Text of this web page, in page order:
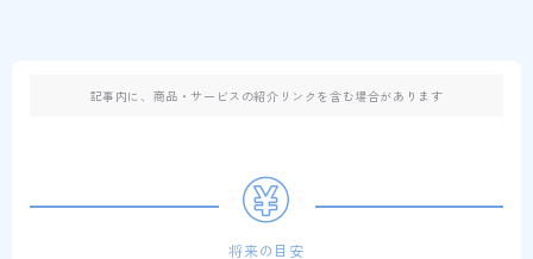
記事内に、商品・サービスの紹介リンクを含む場合があります
将来の目安